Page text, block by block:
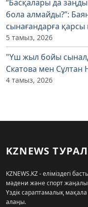
“Басқалары да заңды
бола алмайды?”:
сынағандарға
5 тамыз, 2026
"Үш жыл бойы
Скатова мен Сұлтан
4 тамыз, 2026
KZNEWS
KZNEWS.KZ - еліміздегі
мәдени және спорт
Үздік сараптамалық
алаңы.